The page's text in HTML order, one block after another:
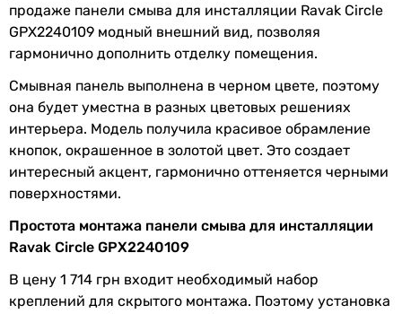
механическое
механическое
механическое
механическое
механическое
механическое
механическое
механическое
механическое
Особенности панели смыва
покрытие soft-touch
продаже панели смыва для инсталляции Ravak Circle
GPX2240109 модный внешний вид, позволяя
гармонично дополнить отделку помещения.
Смывная панель выполнена в черном цвете, поэтому
она будет уместна в разных цветовых решениях
интерьера. Модель получила красивое обрамление
кнопок, окрашенное в золотой цвет. Это создает
интересный акцент, гармонично оттеняется черными
поверхностями.
Простота монтажа панели смыва для инсталляции
Ravak Circle GPX2240109
В цену 1 714 грн входит необходимый набор
креплений для скрытого монтажа. Поэтому установка